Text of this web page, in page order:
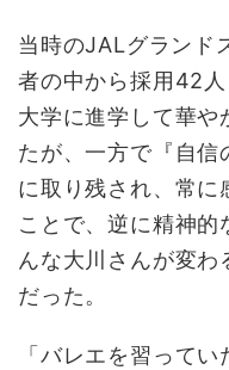
当時のJALグランド
者の中から採用42
大学に進学して華や
たが、一方で『自信
に取り残され、常に
ことで、逆に精神
んな大川さんが変
だった。
「バレエを習って